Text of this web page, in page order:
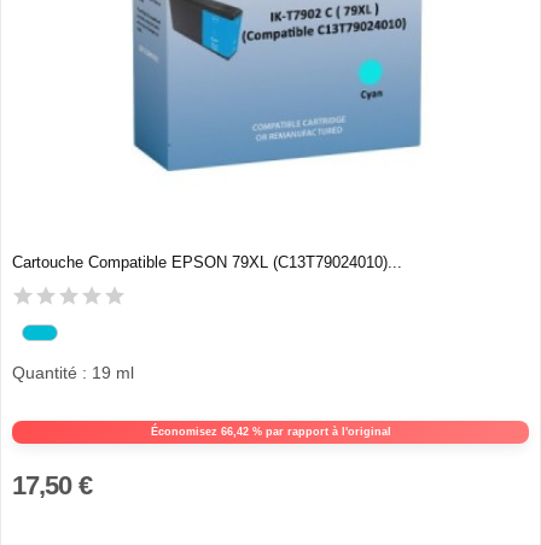
Cartouche Compatible EPSON 79XL (C13T79024010)...
Économisez 66,42 % par rapport à l'original
Quantité : 19 ml
17,50 €